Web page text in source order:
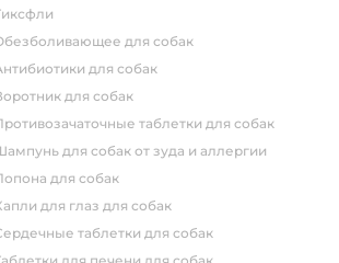
тиксфли
обезболивающее для собак
антибиотики для собак
воротник для собак
противозачаточные таблетки для собак
шампунь для собак от зуда и аллергии
попона для собак
капли для глаз для собак
сердечные таблетки для собак